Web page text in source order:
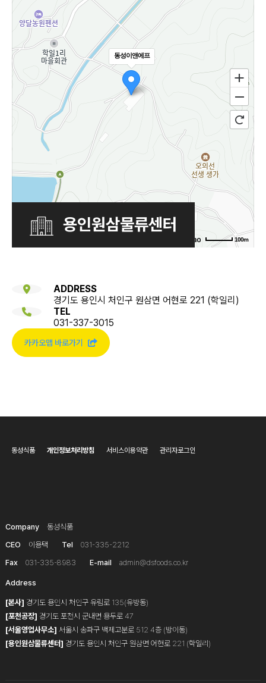
동성이앤에프
100m
용인원삼물류센터
ADDRESS
경기도 용인시 처인구 원삼면 어현로 221 (학일리)
TEL
031-337-3015
카카오맵 바로가기
동성식품 개인정보처리방침 서비스이용약관 관리자로그인
Company
동성식품
CEO
이용택 Tel
031-335-2212
Fax
031-335-8983 E-mail admin@dsfoods.co.kr
Address
[본사] 경기도 용인시 처인구 유림로 135(유방동)
[포천공장] 경기도 포천시 군내면 용두로 47
[서울영업사무소] 서울시 송파구 백제고분로 512 4층 (방이동)
[용인원삼물류센터] 경기도 용인시 처인구 원삼면 어현로 221 (학일리)